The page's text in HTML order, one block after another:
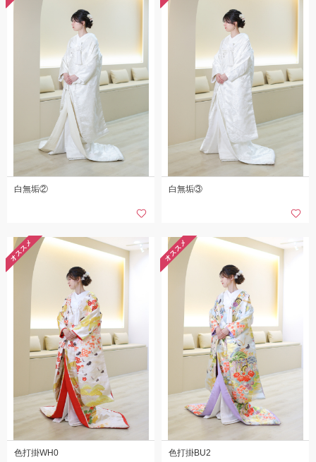
白無垢② 白無垢③
オススメ
色打掛WH0
オススメ
色打掛BU2